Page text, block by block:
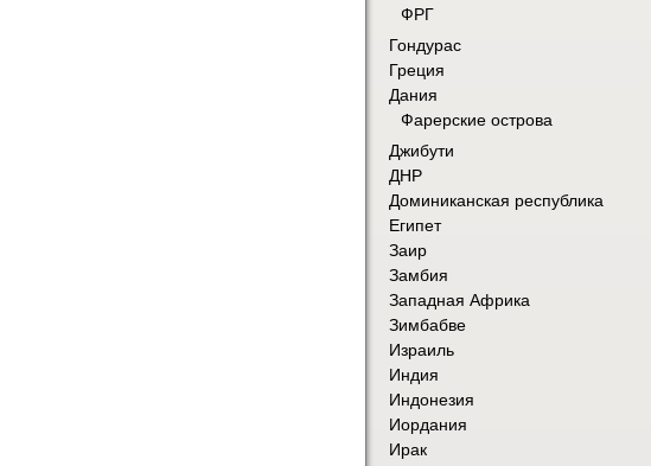
ФРГ
Гондурас
Греция
Дания
Фарерские острова
Джибути
ДНР
Доминиканская республика
Египет
Заир
Замбия
Западная Африка
Зимбабве
Израиль
Индия
Индонезия
Иордания
Ирак